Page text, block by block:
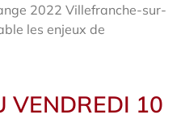
2022 Villefranche-sur-
les enjeux de
VENDREDI 10